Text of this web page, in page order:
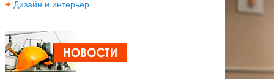
Дизайн и интерьер